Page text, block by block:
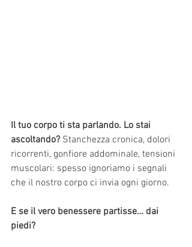
Il tuo corpo ti sta parlando. Lo stai
ascoltando? Stanchezza cronica, dolori
ricorrenti, gonfiore addominale, tensioni
muscolari: spesso ignoriamo i segnali
che il nostro corpo ci invia ogni giorno.
E se il vero benessere partisse… dai
piedi?